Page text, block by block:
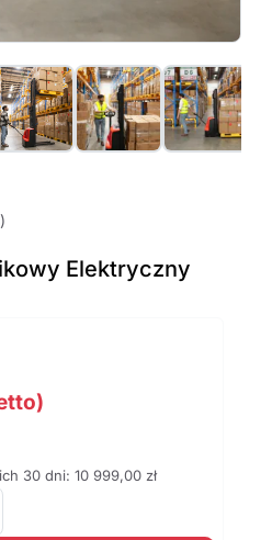
Elektryczny
30 dni: 10 999,00 zł